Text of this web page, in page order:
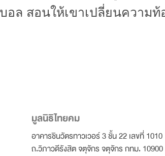
ล สอนให้เขาเปลี่ยนความ
มูลนิธิไทยคม
อาคารชินวัตรทาวเวอร์ 3 ชั้น 22 เลขที่ 1010
ถ.วิภาวดีรังสิต จตุจักร จตุจักร กทม. 10900